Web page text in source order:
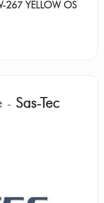
267 YELLOW OS
- Sas-Tec